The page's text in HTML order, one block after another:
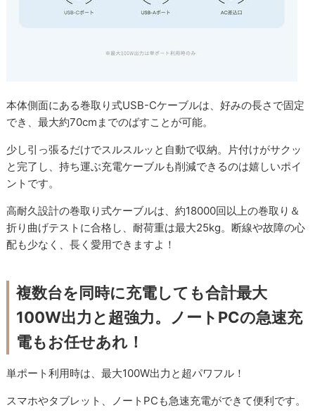
本体側面にある巻取り式USB-Cケーブルは、好みの長さで固定
でき、最大約70cmまでのばすことが可能。
少し引っ張るだけでスルスルッと自動で収納。片付けがサクッ
と完了し、持ち運ぶ充電ケーブルも削減できるのは嬉しいポイ
ントです。
高耐久設計の巻取り式ケーブルは、約18000回以上の巻取り＆
折り曲げテストに合格し、耐荷重は最大25kg。断線や故障の心
配も少なく、長く愛用できますよ！
複数台を同時に充電しても合計最大
100W出力と超強力。ノートPCの急速充
電もお任せあれ！
単ポート利用時は、最大100W出力と超パワフル！
スマホやタブレット、ノートPCも急速充電ができて便利です。